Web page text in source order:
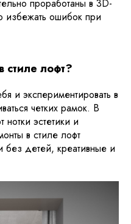
проработаны в 3D-
избежать ошибок при
стиле лофт?
и экспериментировать в
четких рамок. В
нотки эстетики и
в стиле лофт
детей, креативные и